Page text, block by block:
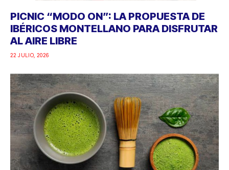
PICNIC “MODO ON”: LA PROPUESTA DE
IBÉRICOS MONTELLANO PARA DISFRUTAR
AL AIRE LIBRE
22 JULIO, 2026